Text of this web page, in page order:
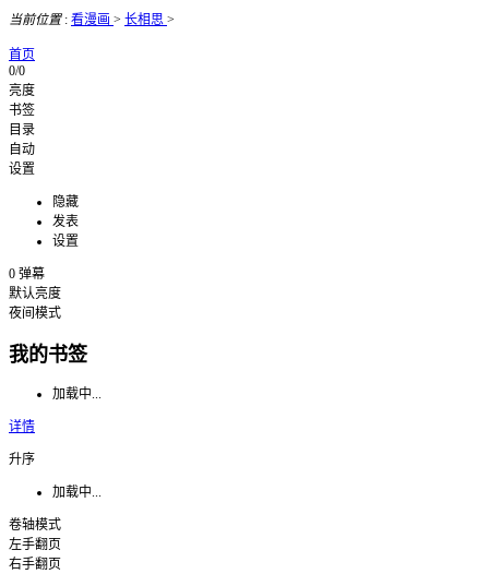
当前位置: 看漫画 > 长相思 >
首页
0/0
亮度
书签
目录
自动
设置
隐藏
发表
设置
0 弹幕
默认亮度
夜间模式
我的书签
加载中...
详情
升序
加载中...
卷轴模式
左手翻页
右手翻页